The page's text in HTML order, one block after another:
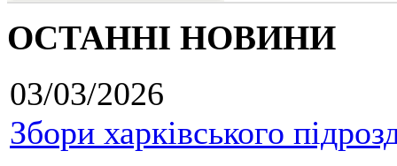
ОСТАННІ НОВИНИ
03/03/2026
Збори харківського